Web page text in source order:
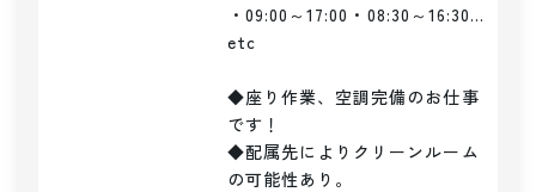
・09:00～17:00・08:30～16:30…
etc
◆座り作業、空調完備のお仕事
です！
◆配属先によりクリーンルーム
の可能性あり。